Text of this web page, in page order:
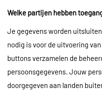
Welke partijen hebben
Je gegevens worden
nodig is voor de uitvoering
buttons verzamelen de
persoonsgegevens. Jouw
doorgegeven aan landen